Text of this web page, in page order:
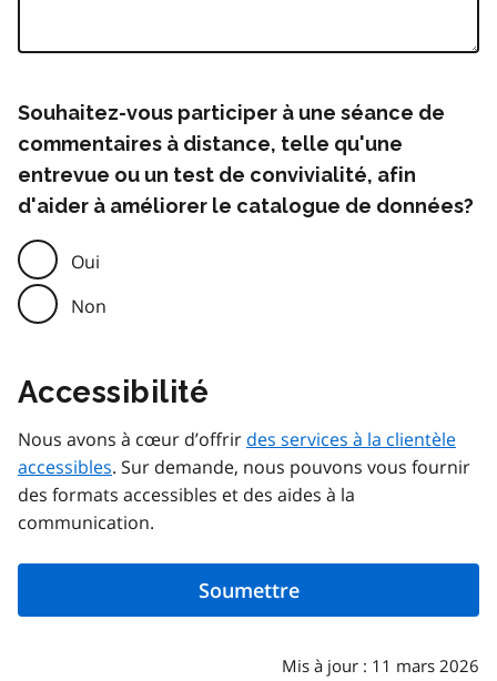
Souhaitez-vous participer à une séance de
commentaires à distance, telle qu'une
entrevue ou un test de convivialité, afin
d'aider à améliorer le catalogue de données?
Oui
Non
Accessibilité
Nous avons à cœur d’offrir des services à la clientèle
accessibles. Sur demande, nous pouvons vous fournir
des formats accessibles et des aides à la
communication.
Mis à jour : 11 mars 2026